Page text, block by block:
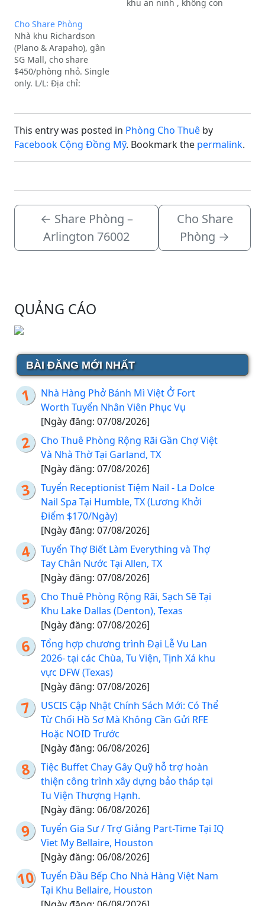
khu an ninh , không con
Cho Share Phòng
Nhà khu Richardson
(Plano & Arapaho), gần
SG Mall, cho share
$450/phòng nhỏ. Single
only. L/L: Địa chỉ:
This entry was posted in Phòng Cho Thuê by
Facebook Cộng Đồng Mỹ. Bookmark the permalink.
← Share Phòng –
Arlington 76002
Cho Share
Phòng →
QUẢNG CÁO
BÀI ĐĂNG MỚI NHẤT
Nhà Hàng Phở Bánh Mì Việt Ở Fort
Worth Tuyển Nhân Viên Phục Vụ
[Ngày đăng: 07/08/2026]
Cho Thuê Phòng Rộng Rãi Gần Chợ Việt
Và Nhà Thờ Tại Garland, TX
[Ngày đăng: 07/08/2026]
Tuyển Receptionist Tiệm Nail - La Dolce
Nail Spa Tại Humble, TX (Lương Khởi
Điểm $170/Ngày)
[Ngày đăng: 07/08/2026]
Tuyển Thợ Biết Làm Everything và Thợ
Tay Chân Nước Tại Allen, TX
[Ngày đăng: 07/08/2026]
Cho Thuê Phòng Rộng Rãi, Sạch Sẽ Tại
Khu Lake Dallas (Denton), Texas
[Ngày đăng: 07/08/2026]
Tổng hợp chương trình Đại Lễ Vu Lan
2026- tại các Chùa, Tu Viện, Tịnh Xá khu
vực DFW (Texas)
[Ngày đăng: 07/08/2026]
USCIS Cập Nhật Chính Sách Mới: Có Thể
Từ Chối Hồ Sơ Mà Không Cần Gửi RFE
Hoặc NOID Trước
[Ngày đăng: 06/08/2026]
Tiệc Buffet Chay Gây Quỹ hỗ trợ hoàn
thiện công trình xây dựng bảo tháp tại
Tu Viện Thượng Hạnh.
[Ngày đăng: 06/08/2026]
Tuyển Gia Sư / Trợ Giảng Part-Time Tại IQ
Viet My Bellaire, Houston
[Ngày đăng: 06/08/2026]
Tuyển Đầu Bếp Cho Nhà Hàng Việt Nam
Tại Khu Bellaire, Houston